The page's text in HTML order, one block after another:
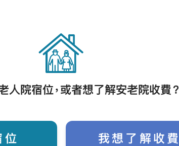
請致電 21176717 查詢。
6717 即時對話
人院宿位，或者想了解安老院收費？
位 我想了解收費